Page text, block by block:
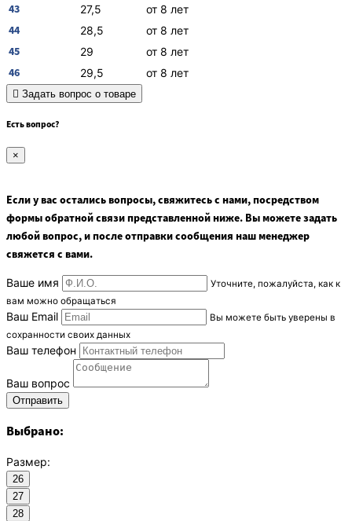
43 27,5 от 8 лет
44 28,5 от 8 лет
45 29 от 8 лет
46 29,5 от 8 лет
Задать вопрос о товаре
Есть вопрос?
×
Если у вас остались вопросы, свяжитесь с нами, посредством
формы обратной связи представленной ниже. Вы можете задать
любой вопрос, и после отправки сообщения наш менеджер
свяжется с вами.
Ваше имя
Уточните, пожалуйста, как к
вам можно обращаться
Ваш Email
Вы можете быть уверены в
сохранности своих данных
Ваш телефон
Ваш вопрос
Выбрано:
Размер:
26
27
28